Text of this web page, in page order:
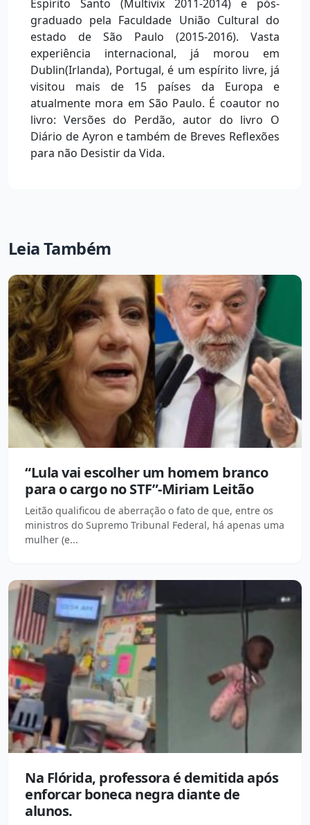
Espírito Santo (Multivix 2011-2014) e pós-
graduado pela Faculdade União Cultural do
estado de São Paulo (2015-2016). Vasta
experiência internacional, já morou em
Dublin(Irlanda), Portugal, é um espírito livre, já
visitou mais de 15 países da Europa e
atualmente mora em São Paulo. É coautor no
livro: Versões do Perdão, autor do livro O
Diário de Ayron e também de Breves Reflexões
para não Desistir da Vida.
Leia Também
“Lula vai escolher um homem branco
para o cargo no STF”-Miriam Leitão
Leitão qualificou de aberração o fato de que, entre os
ministros do Supremo Tribunal Federal, há apenas uma
mulher (e...
Na Flórida, professora é demitida após
enforcar boneca negra diante de
alunos.